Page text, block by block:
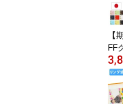
【
FF
形
部
お
い